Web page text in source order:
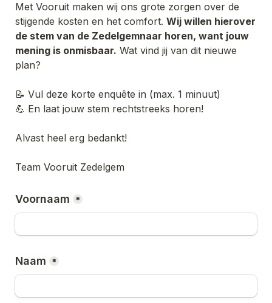
Met Vooruit maken wij ons grote zorgen over de
stijgende kosten en het comfort. Wij willen hierover
de stem van de Zedelgemnaar horen, want jouw
mening is onmisbaar. Wat vind jij van dit nieuwe
plan?
📝 Vul deze korte enquête in (max. 1 minuut)
💪 En laat jouw stem rechtstreeks horen!
Alvast heel erg bedankt!
Team Vooruit Zedelgem
Voornaam *
Naam *